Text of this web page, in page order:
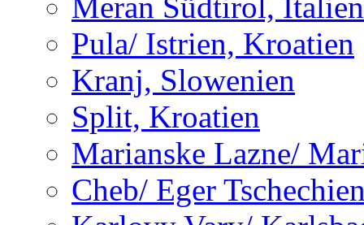
Pula/ Istrien, Kroatien
Kranj, Slowenien
Split, Kroatien
Marianske Lazne/
Cheb/ Eger